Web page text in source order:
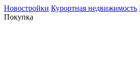
Новостройки Курортная недвижимость
Покупка